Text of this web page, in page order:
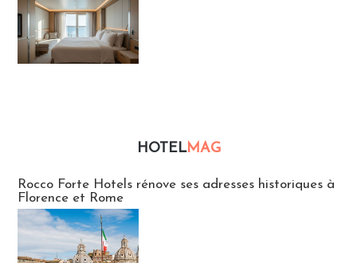
HOTELMAG
Rocco Forte Hotels rénove ses adresses historiques à
Florence et Rome